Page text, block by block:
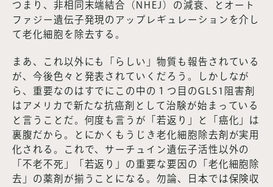
つまり、非相同末端結合（NHEJ）の減衰、とオート
ファジー遺伝子発現のアップレギュレーションを介し
て老化細胞を除去する。
まあ、これ以外にも「らしい」物質も報告されている
が、今後色々と発表されていくだろう。しかしなが
ら、重要なのはすでにこの中の１つ目のGLS1阻害剤
はアメリカで新たな抗癌剤として治験が始まっている
と言うことだ。何度も言うが「若返り」と「癌化」は
裏腹だから。とにかくもうじき老化細胞除去剤が実用
化される。これで、サーチュイン遺伝子活性以外の
「不老不死」「若返り」の重要な要因の「老化細胞除
去」の薬剤が揃うことになる。勿論、日本では保険収